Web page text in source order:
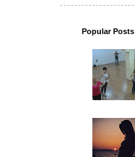
Popular Posts